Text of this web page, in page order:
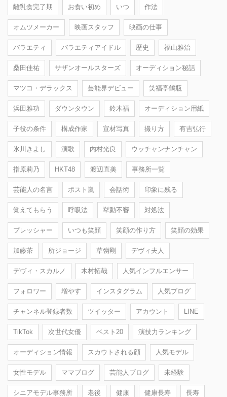
離乳食完了期 お食い初め いつ 作法
オムツメーカー 映画スタッフ 映画の仕事
バラエティ バラエティアイドル 歴史 福山雅治
桑田佳祐 サザンオールスターズ オーディション秘話
マツコ・デラックス 芸能界デビュー 笑福亭鶴瓶
浜田雅功 ダウンタウン 鈴木福 オーディション用紙
子役の条件 構成作家 宣材写真 撮り方 有吉弘行
氷川きよし 演歌 内村光良 ウッチャンナンチャン
指原莉乃 HKT48 渡辺直美 事務所一覧
芸能人の名言 ポスト嵐 会話術 印象に残る
覚えてもらう 呼吸法 挙動不審 対処法
プレッシャー いつも笑顔 笑顔の作り方 笑顔の効果
加藤茶 所ジョージ 草彅剛 デヴィ夫人
デヴィ・スカルノ 木村拓哉 人気インフルエンサー
フォロワー 増やす インスタグラム 人気ブログ
チャンネル登録者数 ツイッター アカウント LINE
TikTok 次世代女優 ベスト20 演技力ランキング
オーディション情報 スカウトされる顔 人気モデル
女性モデル ママブログ 芸能人ブログ 未経験
シニアモデル事務所 老後 健康 健康長寿 長寿